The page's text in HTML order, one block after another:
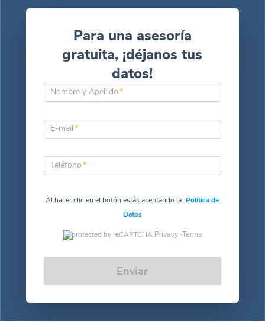
Para una asesoría
gratuita, ¡déjanos tus
datos!
Nombre y Apellido*
E-mail*
Teléfono*
Al hacer clic en el botón estás aceptando la Política de
Datos
protected by reCAPTCHA. Privacy -Terms
Enviar